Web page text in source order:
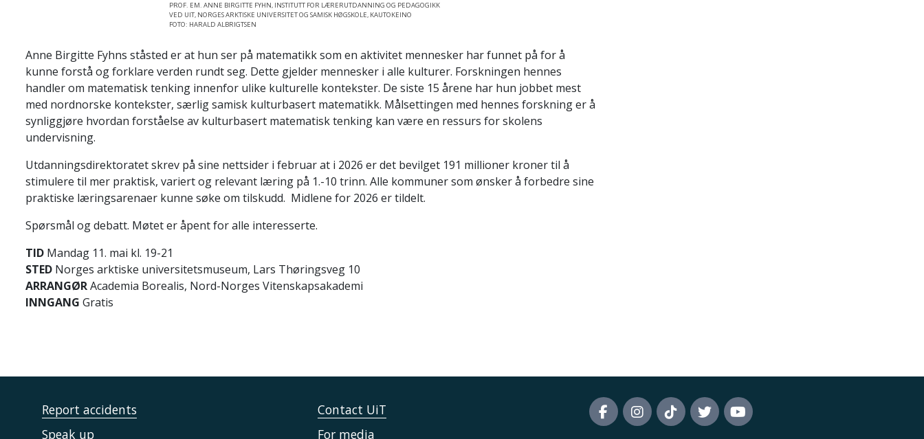
PROF. EM. ANNE BIRGITTE FYHN, INSTITUTT FOR LÆRERUTDANNING OG PEDAGOGIKK
VED UIT, NORGES ARKTISKE UNIVERSITET OG SAMISK HØGSKOLE, KAUTOKEINO
FOTO: HARALD ALBRIGTSEN
Anne Birgitte Fyhns ståsted er at hun ser på matematikk som en aktivitet mennesker har funnet på for å
kunne forstå og forklare verden rundt seg. Dette gjelder mennesker i alle kulturer. Forskningen hennes
handler om matematisk tenking innenfor ulike kulturelle kontekster. De siste 15 årene har hun jobbet mest
med nordnorske kontekster, særlig samisk kulturbasert matematikk. Målsettingen med hennes forskning er å
synliggjøre hvordan forståelse av kulturbasert matematisk tenking kan være en ressurs for skolens
undervisning.
Utdanningsdirektoratet skrev på sine nettsider i februar at i 2026 er det bevilget 191 millioner kroner til å
stimulere til mer praktisk, variert og relevant læring på 1.-10 trinn. Alle kommuner som ønsker å forbedre sine
praktiske læringsarenaer kunne søke om tilskudd. Midlene for 2026 er tildelt.
Spørsmål og debatt. Møtet er åpent for alle interesserte.
TID Mandag 11. mai kl. 19-21
STED Norges arktiske universitetsmuseum, Lars Thøringsveg 10
ARRANGØRAcademia Borealis, Nord-Norges Vitenskapsakademi
INNGANG Gratis
Report accidents
Speak up
Contact UiT
For media